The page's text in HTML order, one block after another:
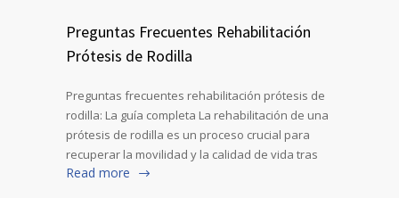
Preguntas Frecuentes Rehabilitación
Prótesis de Rodilla
Preguntas frecuentes rehabilitación prótesis de
rodilla: La guía completa La rehabilitación de una
prótesis de rodilla es un proceso crucial para
recuperar la movilidad y la calidad de vida tras
Read more